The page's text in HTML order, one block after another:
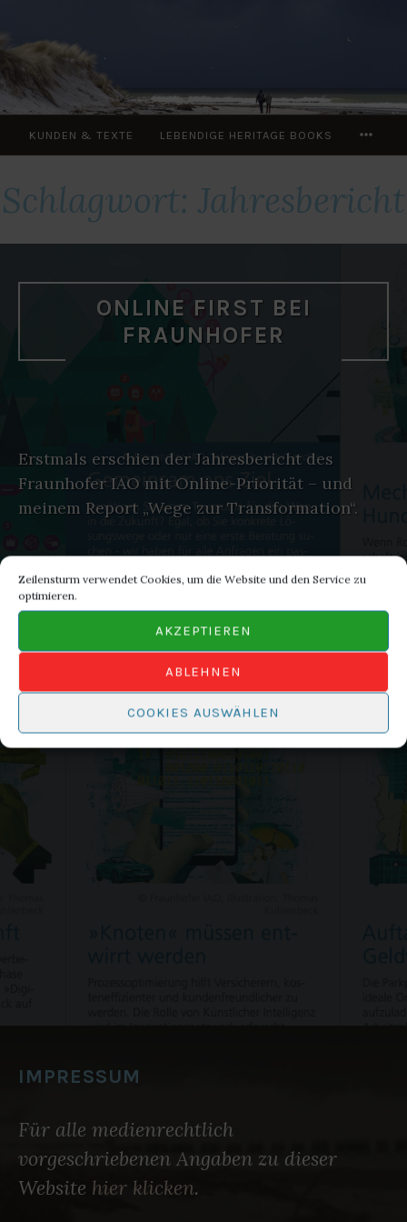
Zeilensturm verwendet Cookies, um die Website und den Service zu
optimieren.
AKZEPTIEREN
ABLEHNEN
COOKIES AUSWÄHLEN
Inhalt
springen
KUNDEN & TEXTE LEBENDIGE HERITAGE BOOKS
Schlagwort: Jahresbericht
ONLINE FIRST BEI
FRAUNHOFER
Erstmals erschien der Jahresbericht des
Fraunhofer IAO mit Online-Priorität – und
meinem Report „Wege zur Transformation“.
IMPRESSUM
Für alle medienrechtlich
vorgeschriebenen Angaben zu dieser
Website hier klicken.